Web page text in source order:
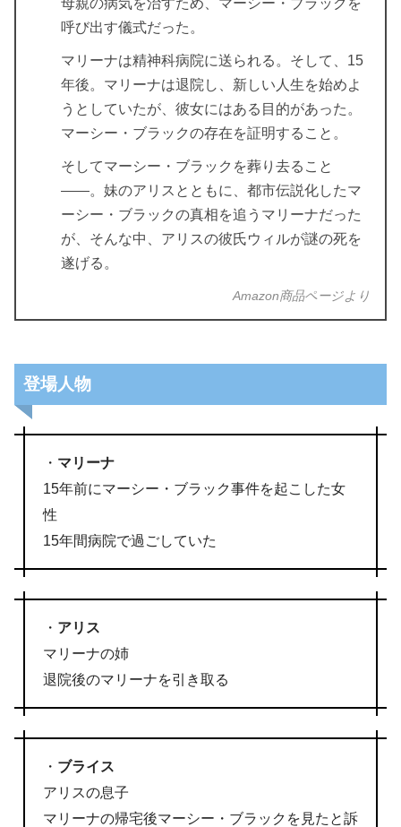
母親の病気を治すため、マーシー・ブラックを
呼び出す儀式だった。
マリーナは精神科病院に送られる。そして、15
年後。マリーナは退院し、新しい人生を始めよ
うとしていたが、彼女にはある目的があった。
マーシー・ブラックの存在を証明すること。
そしてマーシー・ブラックを葬り去ること
――。妹のアリスとともに、都市伝説化したマ
ーシー・ブラックの真相を追うマリーナだった
が、そんな中、アリスの彼氏ウィルが謎の死を
遂げる。
Amazon商品ページより
登場人物
・ マリーナ
15年前にマーシー・ブラック事件を起こした女
性
15年間病院で過ごしていた
・ アリス
マリーナの姉
退院後のマリーナを引き取る
・ ブライス
アリスの息子
マリーナの帰宅後マーシー・ブラックを見たと訴